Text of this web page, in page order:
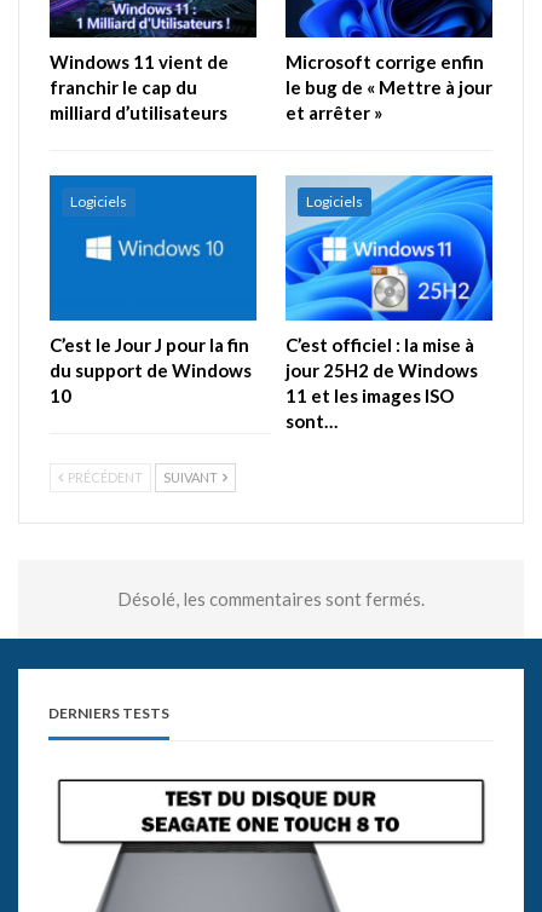
Windows 11 vient de
franchir le cap du
milliard d’utilisateurs
Microsoft corrige enfin
le bug de « Mettre à jour
et arrêter »
Logiciels
C’est le Jour J pour la fin
du support de Windows
10
Logiciels
C’est officiel : la mise à
jour 25H2 de Windows
11 et les images ISO
sont…
PRÉCÉDENT SUIVANT
Désolé, les commentaires sont fermés.
DERNIERS TESTS